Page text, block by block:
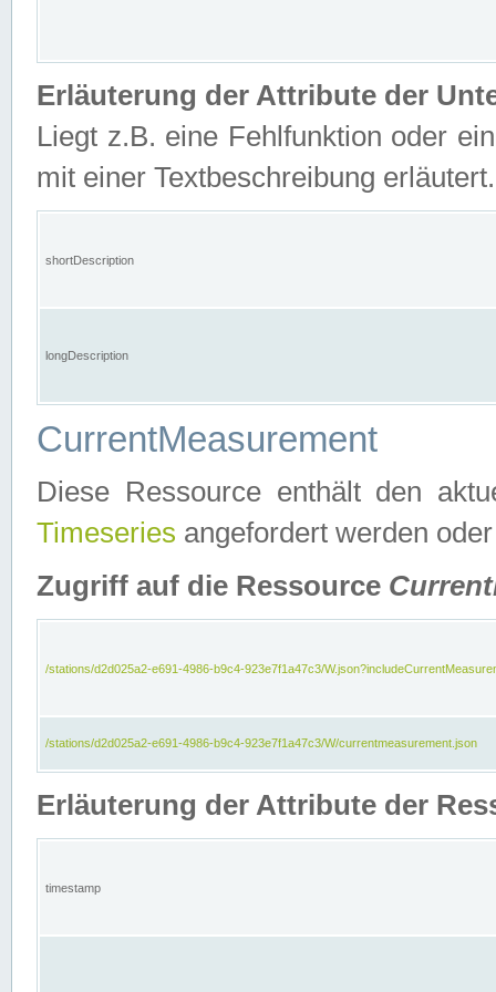
Erläuterung der Attribute der
Liegt z.B. eine Fehlfunktion oder
mit einer Textbeschreibung erläutert.
shortDescription
longDescription
CurrentMeasurement
Diese Ressource enthält den
Timeseries angefordert werden
Zugriff auf die Ressource
/stations/d2d025a2-e691-4986-b9c4-923e7f1a47c3/
/stations/d2d025a2-e691-4986-b9c4-923e7f1a47c3/W/currentmeasurement.json
Erläuterung der Attribute der
timestamp